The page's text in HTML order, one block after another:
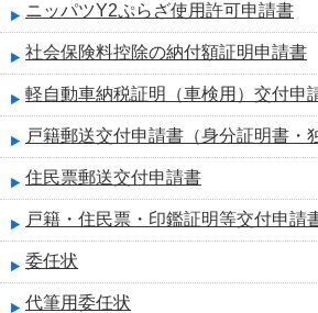
ニッパツY2ぷらざ使用許可申請書
社会保険料控除の納付額証明申請書
軽自動車納税証明（車検用）交付申
戸籍郵送交付申請書（身分証明書・
住民票郵送交付申請書
戸籍・住民票・印鑑証明等交付申請
委任状
代筆用委任状